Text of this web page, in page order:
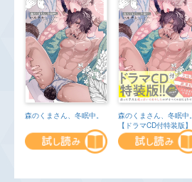
森のくまさん、冬眠中。
森のくまさん、冬眠中。
【ドラマCD付特装版】